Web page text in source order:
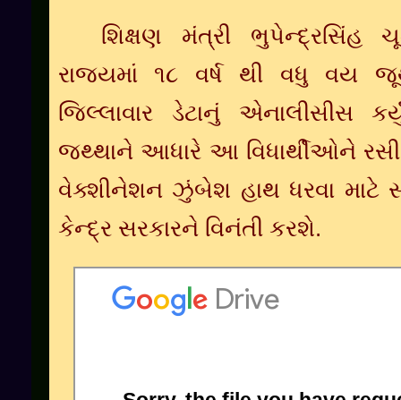
શિક્ષણ મંત્રી
રાજ્યમાં ૧૮ વર્ષ થી વધુ વય
જિલ્લાવાર ડેટાનું એનાલીસીસ
જથ્થાને આધારે આ વિધાર્થીઓને
વેક્શીનેશન ઝુંબેશ હાથ ધરવા માટે
કેન્દ્ર સરકારને વિનંતી કરશે.